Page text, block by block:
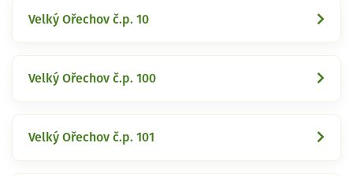
Velký Ořechov č.p. 10
Velký Ořechov č.p. 100
Velký Ořechov č.p. 101